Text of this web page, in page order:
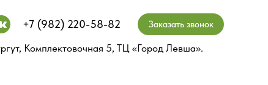
+7 (982) 220-58-82 Заказать звонок
Комплектовочная 5, ТЦ «Город Левша».
+7 (982) 220-58-82 Заказать звонок
Комплектовочная 5, ТЦ «Город Левша».